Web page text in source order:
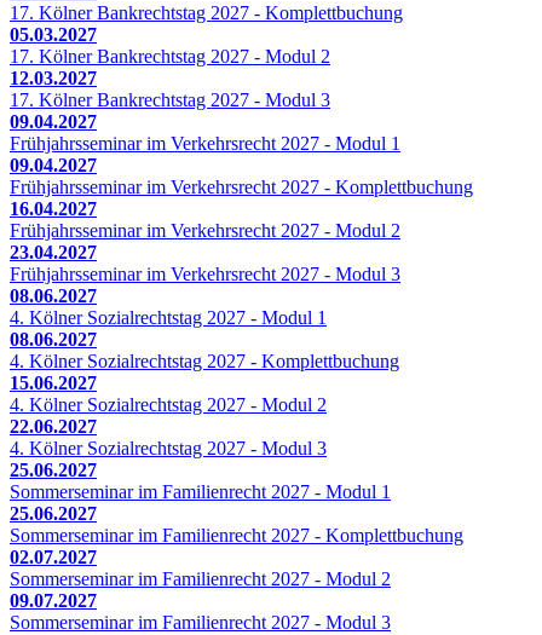
17. Kölner Bankrechtstag 2027 - Komplettbuchung
05.03.2027
17. Kölner Bankrechtstag 2027 - Modul 2
12.03.2027
17. Kölner Bankrechtstag 2027 - Modul 3
09.04.2027
Frühjahrsseminar im Verkehrsrecht 2027 - Modul 1
09.04.2027
Frühjahrsseminar im Verkehrsrecht 2027 - Komplettbuchung
16.04.2027
Frühjahrsseminar im Verkehrsrecht 2027 - Modul 2
23.04.2027
Frühjahrsseminar im Verkehrsrecht 2027 - Modul 3
08.06.2027
4. Kölner Sozialrechtstag 2027 - Modul 1
08.06.2027
4. Kölner Sozialrechtstag 2027 - Komplettbuchung
15.06.2027
4. Kölner Sozialrechtstag 2027 - Modul 2
22.06.2027
4. Kölner Sozialrechtstag 2027 - Modul 3
25.06.2027
Sommerseminar im Familienrecht 2027 - Modul 1
25.06.2027
Sommerseminar im Familienrecht 2027 - Komplettbuchung
02.07.2027
Sommerseminar im Familienrecht 2027 - Modul 2
09.07.2027
Sommerseminar im Familienrecht 2027 - Modul 3